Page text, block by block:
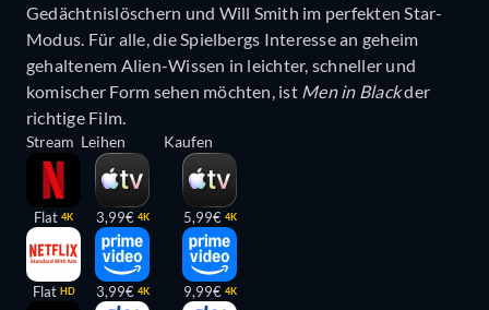
Gedächtnislöschern und Will Smith im perfekten Star-
Modus. Für alle, die Spielbergs Interesse an geheim
gehaltenem Alien-Wissen in leichter, schneller und
komischer Form sehen möchten, ist Men in Blackder
richtige Film.
Stream
Flat 4K
Flat HD
Leihen
3,99€ 4K
3,99€ 4K
Kaufen
5,99€ 4K
9,99€ 4K